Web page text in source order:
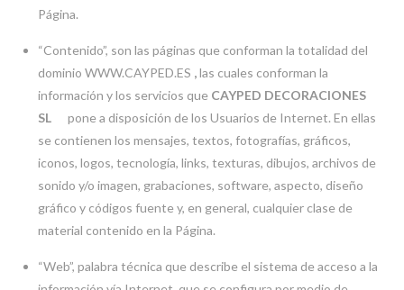
Página.
“Contenido”, son las páginas que conforman la totalidad del
dominio WWW.CAYPED.ES ,las cuales conforman la
información y los servicios que CAYPED DECORACIONES
SL pone a disposición de los Usuarios de Internet. En ellas
se contienen los mensajes, textos, fotografías, gráficos,
iconos, logos, tecnología, links, texturas, dibujos, archivos de
sonido y/o imagen, grabaciones, software, aspecto, diseño
gráfico y códigos fuente y, en general, cualquier clase de
material contenido en la Página.
“Web”, palabra técnica que describe el sistema de acceso a la